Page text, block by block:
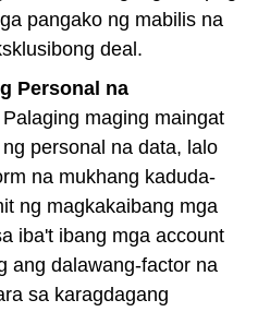
pangako ng mabilis na
deal.
Personal na
Palaging maging maingat
personal na data, lalo
na mukhang kaduda-
ng magkakaibang mga
iba't ibang mga account
ang dalawang-factor na
sa karagdagang